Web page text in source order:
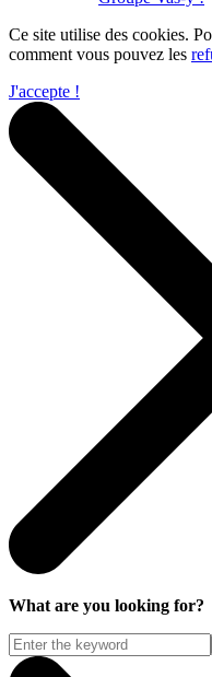
Ce site utilise des cookies.
comment vous pouvez les
J'accepte !
What are you looking for?